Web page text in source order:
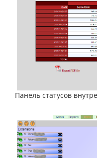
Панель статусов